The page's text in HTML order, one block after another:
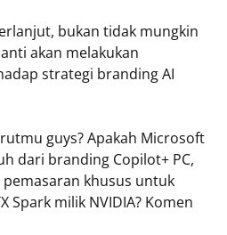
bukan tidak mungkin
akan melakukan
strategi branding AI
guys? Apakah Microsoft
dari branding Copilot+ PC,
khusus untuk
Spark milik NVIDIA? Komen